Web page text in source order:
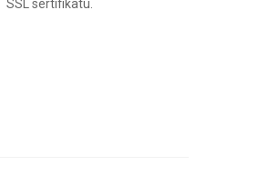
SSL sertifikatu.